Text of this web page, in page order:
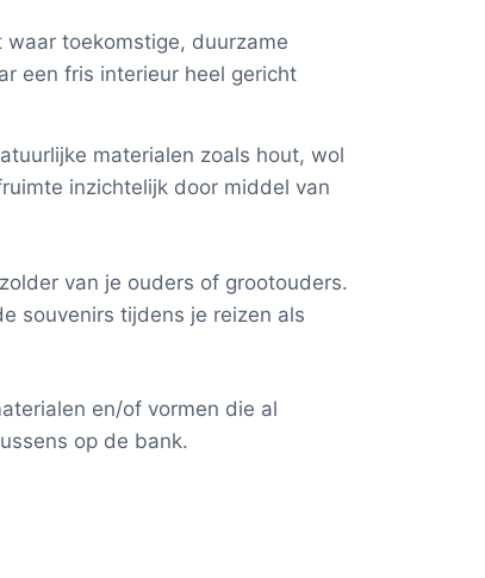
toekomstige, duurzame
een fris interieur heel gericht
materialen zoals hout, wol
inzichtelijk door middel van
van je ouders of grootouders.
souvenirs tijdens je reizen als
en/of vormen die al
op de bank.